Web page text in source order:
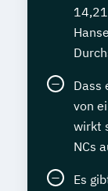
Dass
von
wirkt
NCs
Es